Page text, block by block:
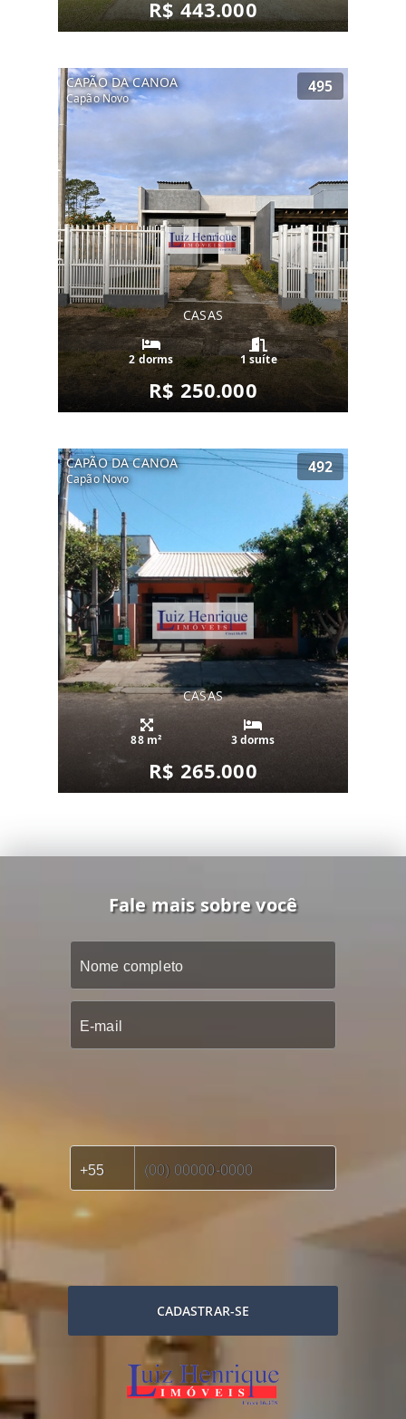
R$ 443.000
CAPÃO DA CANOA
Capão Novo
495
CASAS
2 dorms 1 suíte
R$ 250.000
CAPÃO DA CANOA
Capão Novo
492
CASAS
88 m² 3 dorms
R$ 265.000
Fale mais sobre você
CADASTRAR-SE